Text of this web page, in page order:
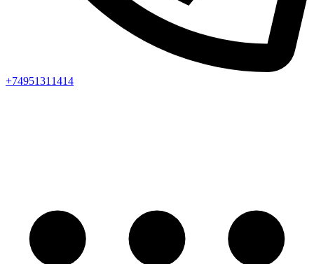
+74951311414